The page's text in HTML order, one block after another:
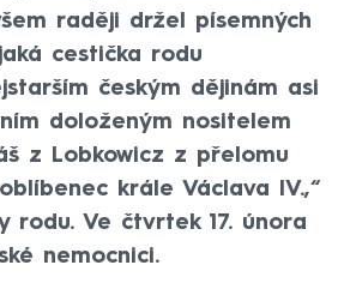
raději držel písemných
cestička rodu
českým dějinám asi
doloženým nositelem
z Lobkowicz z přelomu
krále Václava IV.,“
rodu. Ve čtvrtek 17. února
nemocnici.